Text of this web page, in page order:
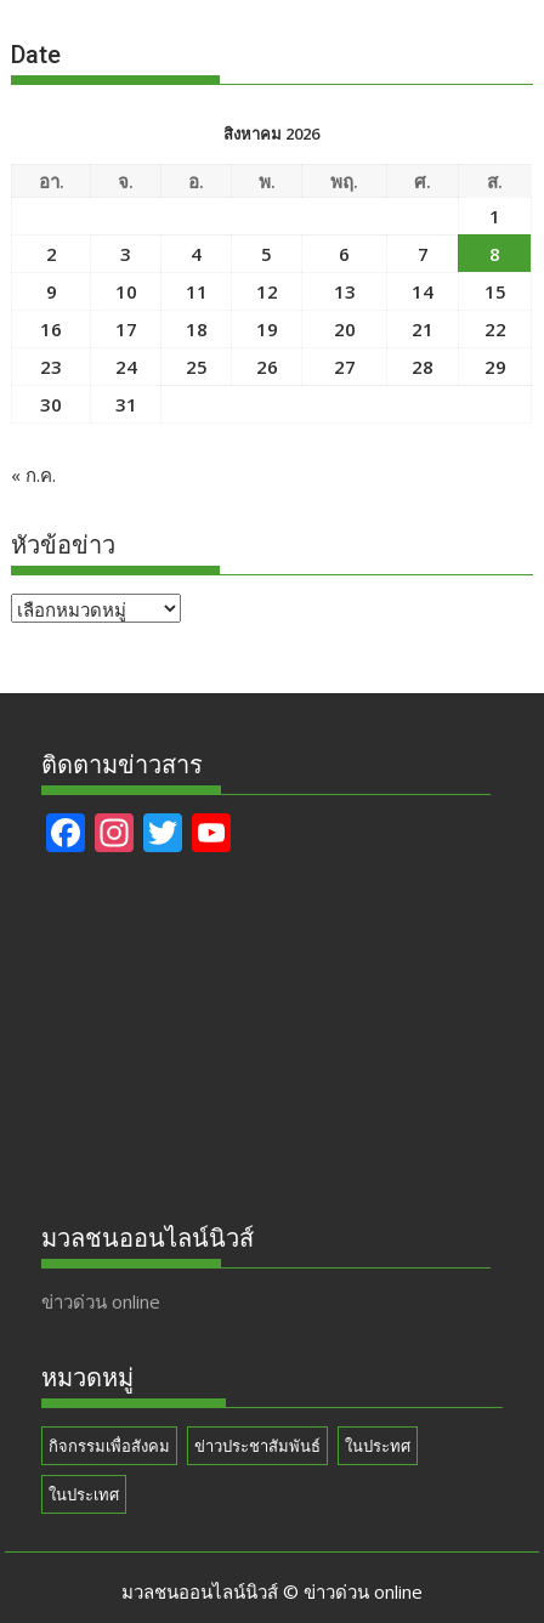
Date
สิงหาคม 2026
อา. จ. อ. พ. พฤ. ศ.
ส.
1
2
3 4 5 6 7
8
9
10 11 12 13 14
15
16
17 18 19 20 21
22
23
24 25 26 27 28
29
30
31
« ก.ค.
หัวข้อข่าว
หัวข้อ
ติดตามข่าวสาร
F In T
มวลชนออนไลน์นิวส์
ข่าวด่วน online
หมวดหมู่
กิจกรรมเพื่อสังคม ข่าวประชาสัมพันธ์ ในประทศ
ในประเทศ
มวลชนออนไลน์นิวส์ © ข่าวด่วน online